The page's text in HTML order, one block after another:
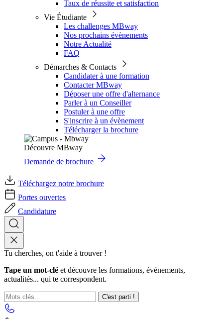
Taux de réussite et satisfaction
Vie Étudiante
Les challenges MBway
Nos prochains évènements
Notre Actualité
FAQ
Démarches & Contacts
Candidater à une formation
Contacter MBway
Déposer une offre d'alternance
Parler à un Conseiller
Postuler à une offre
S'inscrire à un évènement
Télécharger la brochure
Découvre MBway
Demande de brochure
Téléchargez notre brochure
Portes ouvertes
Candidature
Tu cherches, on t'aide à trouver !
Tape un mot-clé et découvre les formations, événements,
actualités... qui te correspondent.
C'est parti !